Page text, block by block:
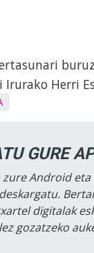
Herri
GURE
zure Android eta
digitalak
gozatzeko